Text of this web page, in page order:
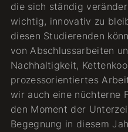
die sich ständig
wichtig, innovativ zu
diesen Studierenden
von Abschlussarbeiten
Nachhaltigkeit,
prozessorientiertes
wir auch eine nüchterne
den Moment der
Begegnung in diesem